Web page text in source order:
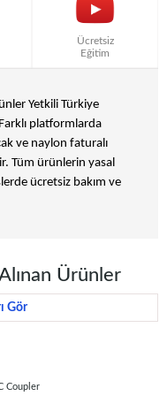
Ücretsiz
Eğitim
Yetkili Türkiye
platformlarda
ve naylon faturalı
Tüm ürünlerin yasal
ücretsiz bakım ve
Ürünler
Gör
Coupler